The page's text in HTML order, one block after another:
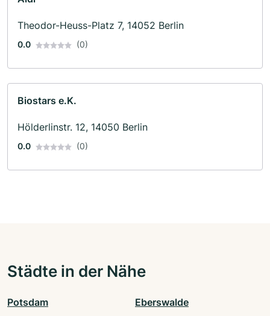
Theodor-Heuss-Platz 7, 14052 Berlin
0.0 (0)
Biostars e.K.
Hölderlinstr. 12, 14050 Berlin
0.0 (0)
Städte in der Nähe
Potsdam Eberswalde